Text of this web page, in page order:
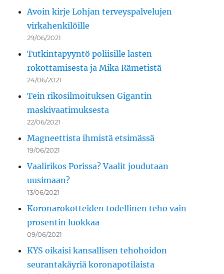
Avoin kirje Lohjan terveyspalvelujen
virkahenkilöille
29/06/2021
Tutkintapyyntö poliisille lasten
rokottamisesta ja Mika Rämetistä
24/06/2021
Tein rikosilmoituksen Gigantin
maskivaatimuksesta
22/06/2021
Magneettista ihmistä etsimässä
19/06/2021
Vaalirikos Porissa? Vaalit joudutaan
uusimaan?
13/06/2021
Koronarokotteiden todellinen teho vain
prosentin luokkaa
09/06/2021
KYS oikaisi kansallisen tehohoidon
seurantakäyriä koronapotilaista